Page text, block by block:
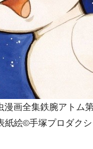
漫画全集鉄腕アトム第
紙絵©手塚プロダク